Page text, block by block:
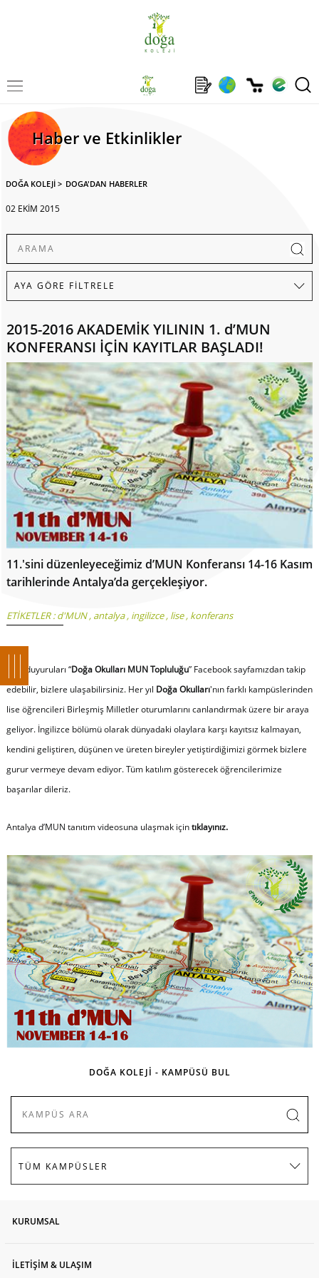
Haber ve Etkinlikler
DOĞA KOLEJİ > DOGA'DAN HABERLER
02 EKİM 2015
2015-2016 AKADEMİK YILININ 1. d’MUN
KONFERANSI İÇİN KAYITLAR BAŞLADI!
11.'sini düzenleyeceğimiz d’MUN Konferansı 14-16 Kasım
tarihlerinde Antalya’da gerçekleşiyor.
ETİKETLER :d'MUN, antalya, ingilizce, lise, konferans
Tüm duyuruları “Doğa Okulları MUN Topluluğu” Facebook sayfamızdan takip
edebilir, bizlere ulaşabilirsiniz. Her yıl Doğa Okulları'nın farklı kampüslerinden
lise öğrencileri Birleşmiş Milletler oturumlarını canlandırmak üzere bir araya
geliyor. İngilizce bölümü olarak dünyadaki olaylara karşı kayıtsız kalmayan,
kendini geliştiren, düşünen ve üreten bireyler yetiştirdiğimizi görmek bizlere
gurur vermeye devam ediyor. Tüm katılım gösterecek öğrencilerimize
başarılar dileriz.
Antalya d’MUN tanıtım videosuna ulaşmak içintıklayınız.
DOĞA KOLEJİ - KAMPÜSÜ BUL
KURUMSAL
İLETİŞİM & ULAŞIM